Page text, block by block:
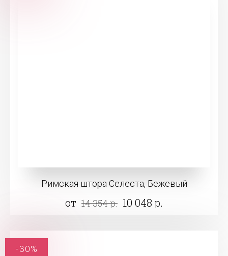
Римская штора Селеста, Бежевый
от 14 354 р. 10 048 р.
-30%